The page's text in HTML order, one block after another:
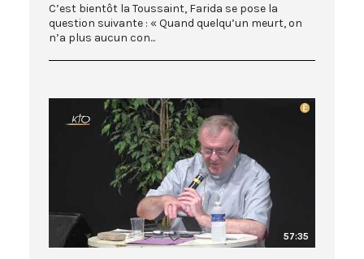
C’est bientôt la Toussaint, Farida se pose la
question suivante : « Quand quelqu’un meurt, on
n’a plus aucun con...
57:35